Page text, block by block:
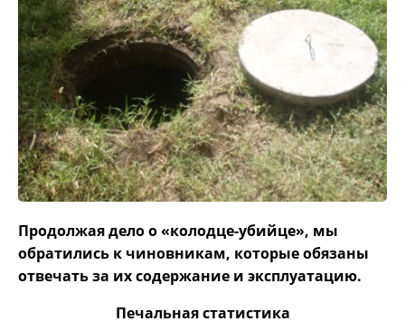
Продолжая дело о «колодце-убийце», мы
обратились к чиновникам, которые обязаны
отвечать за их содержание и эксплуатацию.
Печальная статистика